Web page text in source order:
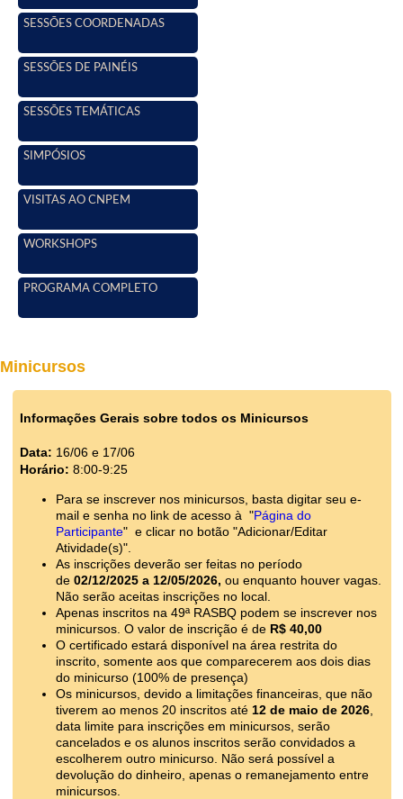
SESSÕES COORDENADAS
SESSÕES DE PAINÉIS
SESSÕES TEMÁTICAS
SIMPÓSIOS
VISITAS AO CNPEM
WORKSHOPS
PROGRAMA COMPLETO
Minicursos
Informações Gerais sobre todos os Minicursos
Data: 16/06 e 17/06
Horário: 8:00-9:25
Para se inscrever nos minicursos, basta digitar seu e-
mail e senha no link de acesso à "Página do
Participante" e clicar no botão "Adicionar/Editar
Atividade(s)".
As inscrições deverão ser feitas no período
de 02/12/2025 a 12/05/2026, ou enquanto houver vagas.
Não serão aceitas inscrições no local.
Apenas inscritos na 49ª RASBQ podem se inscrever nos
minicursos. O valor de inscrição é de R$ 40,00
O certificado estará disponível na área restrita do
inscrito, somente aos que comparecerem aos dois dias
do minicurso (100% de presença)
Os minicursos, devido a limitações financeiras, que não
tiverem ao menos 20 inscritos até 12 de maio de 2026,
data limite para inscrições em minicursos, serão
cancelados e os alunos inscritos serão convidados a
escolherem outro minicurso. Não será possível a
devolução do dinheiro, apenas o remanejamento entre
minicursos.